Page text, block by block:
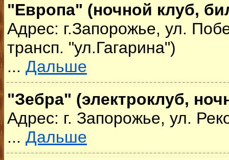
"Европа" (ночной клуб,
Адрес: г.Запорожье, ул.
трансп. "ул.Гагарина")
... Дальше
"Зебра" (электроклуб,
Адрес: г. Запорожье, ул.
... Дальше